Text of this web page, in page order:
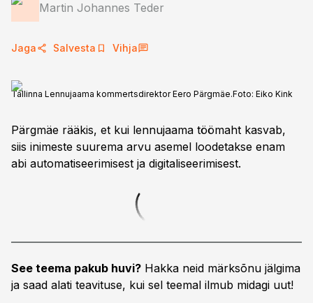
Martin Johannes Teder
Jaga Salvesta Vihja
Tallinna Lennujaama kommertsdirektor Eero Pärgmäe.Foto: Eiko Kink
Pärgmäe rääkis, et kui lennujaama töömaht kasvab,
siis inimeste suurema arvu asemel loodetakse enam
abi automatiseerimisest ja digitaliseerimisest.
See teema pakub huvi? Hakka neid märksõnu jälgima
ja saad alati teavituse, kui sel teemal ilmub midagi uut!